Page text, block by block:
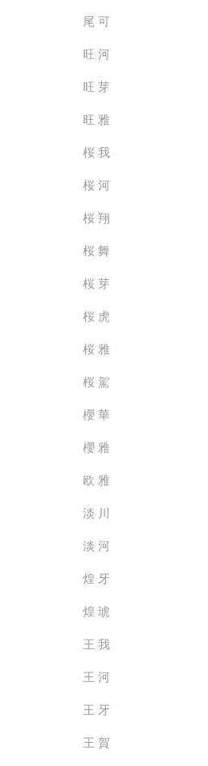
尾 可
旺 河
旺 芽
旺 雅
桜 我
桜 河
桜 翔
桜 舞
桜 芽
桜 虎
桜 雅
桜 駕
櫻 華
櫻 雅
欧 雅
淡 川
淡 河
煌 牙
煌 琥
王 我
王 河
王 牙
王 賀